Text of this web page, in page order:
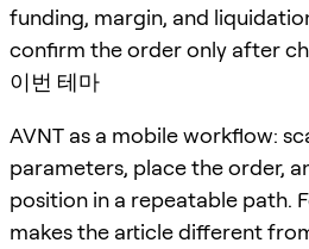
funding, margin, and
confirm the order only after
이번 테마
AVNT as a mobile workflow:
parameters, place the order,
position in a repeatable path.
makes the article different